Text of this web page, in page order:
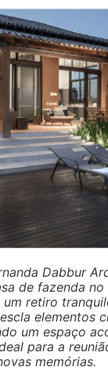
Dabbur
de fazenda
um retiro
elementos
um espaço
para a
memórias.